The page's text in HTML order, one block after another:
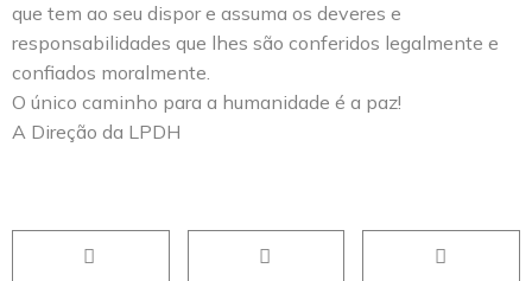
que tem ao seu dispor e assuma os deveres e
responsabilidades que lhes são conferidos legalmente e
confiados moralmente.
O único caminho para a humanidade é a paz!
A Direção da LPDH